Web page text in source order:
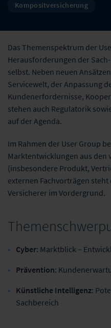
Kompositversicherung
Das Themenspektrum der
Herausforderungen der
selbst. Neben neuen
Servicewelt, der Anpassung
Kundenerfordernisse,
stehen auch Regulatorik
auf der Agenda.
Im Rahmen der User Group
Marktentwicklungen aus den
(insbesondere Produkt,
externen Fachvorträgen
Versicherer im Vordergrund.
Cyber: Marktblick –
Prävention:
Künstliche Intelligenz:
Sachbereich